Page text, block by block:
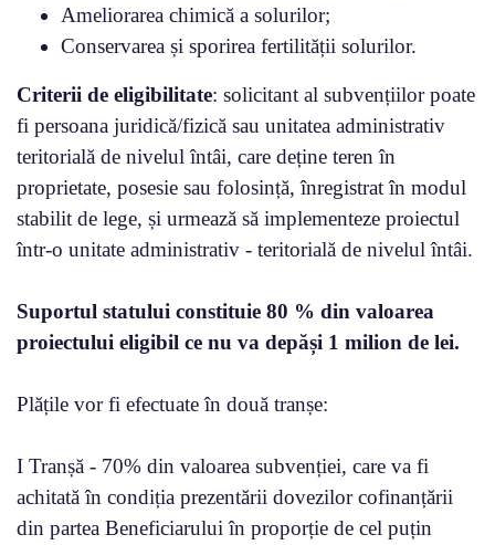
Ameliorarea chimică a solurilor;
Conservarea și sporirea fertilității solurilor.
Criterii de eligibilitate: solicitant al subvențiilor poate
fi persoana juridică/fizică sau unitatea administrativ
teritorială de nivelul întâi, care deține teren în
proprietate, posesie sau folosință, înregistrat în modul
stabilit de lege, și urmează să implementeze proiectul
într-o unitate administrativ - teritorială de nivelul întâi.
Suportul statului constituie 80 % din valoarea
proiectului eligibil ce nu va depăși 1 milion de lei.
Plățile vor fi efectuate în două tranșe:
I Tranșă - 70% din valoarea subvenției, care va fi
achitată în condiția prezentării dovezilor cofinanțării
din partea Beneficiarului în proporție de cel puțin